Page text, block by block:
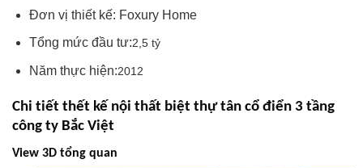
Đơn vị thiết kế: Foxury Home
Tổng mức đầu tư:2,5 tỷ
Năm thực hiện:2012
Chi tiết thết kế nội thất biệt thự tân cổ điển 3 tầng
công ty Bắc Việt
View 3D tổng quan